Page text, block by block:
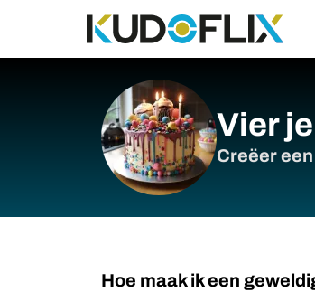
Vier
Creëer
Hoe maak ik een